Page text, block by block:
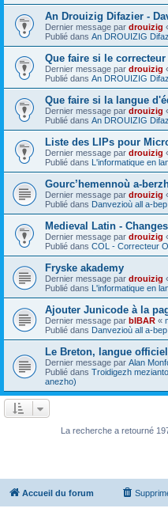
An Drouizig Difazier -
Dernier message par drouizig
Publié dans An DROUIZIG
Que faire si le
Dernier message par drouizig
Publié dans An DROUIZIG
Que faire si la langue
Dernier message par drouizig
Publié dans An DROUIZIG
Liste des LIPs pour
Dernier message par drouizig
Publié dans L'informatique en
Gourc’hemennoù a-
Dernier message par drouizig
Publié dans Danvezioù all a-
Medieval Latin -
Dernier message par drouizig
Publié dans COL - Correcteur
Fryske akademy
Dernier message par drouizig
Publié dans L'informatique en
Ajouter Junicode à la
Dernier message par bIBAR «
Publié dans Danvezioù all a-
Le Breton, langue
Dernier message par Alan
Publié dans Troidigezh
anezho)
La recherche a retourné
Accueil du forum